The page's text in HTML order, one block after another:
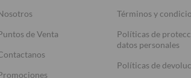
de Venta
Términos y
Políticas de
datos personales
Políticas de